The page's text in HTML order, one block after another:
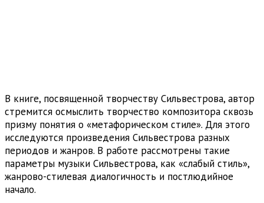
В книге, посвященной творчеству Сильвестрова, автор
стремится осмыслить творчество композитора сквозь
призму понятия о «метафорическом стиле». Для этого
исследуются произведения Сильвестрова разных
периодов и жанров. В работе рассмотрены такие
параметры музыки Сильвестрова, как «слабый стиль»,
жанрово-стилевая диалогичность и постлюдийное
начало.